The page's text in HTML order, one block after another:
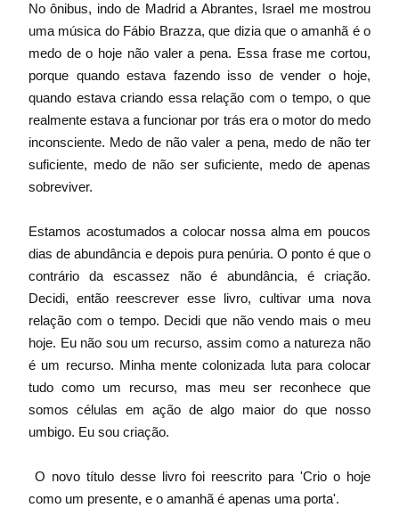
No ônibus, indo de Madrid a Abrantes, Israel me mostrou
uma música do Fábio Brazza, que dizia que o amanhã é o
medo de o hoje não valer a pena. Essa frase me cortou,
porque quando estava fazendo isso de vender o hoje,
quando estava criando essa relação com o tempo, o que
realmente estava a funcionar por trás era o motor do medo
inconsciente. Medo de não valer a pena, medo de não ter
suficiente, medo de não ser suficiente, medo de apenas
sobreviver.
Estamos acostumados a colocar nossa alma em poucos
dias de abundância e depois pura penúria. O ponto é que o
contrário da escassez não é abundância, é criação.
Decidi, então reescrever esse livro, cultivar uma nova
relação com o tempo. Decidi que não vendo mais o meu
hoje. Eu não sou um recurso, assim como a natureza não
é um recurso. Minha mente colonizada luta para colocar
tudo como um recurso, mas meu ser reconhece que
somos células em ação de algo maior do que nosso
umbigo. Eu sou criação.
como um presente, e o amanhã é apenas uma porta'.